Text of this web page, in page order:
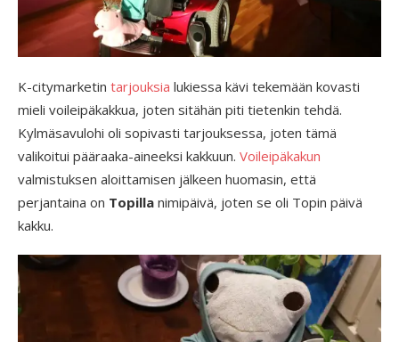
K-citymarketin tarjouksia lukiessa kävi tekemään kovasti
mieli voileipäkakkua, joten sitähän piti tietenkin tehdä.
Kylmäsavulohi oli sopivasti tarjouksessa, joten tämä
valikoitui pääraaka-aineeksi kakkuun. Voileipäkakun
valmistuksen aloittamisen jälkeen huomasin, että
perjantaina on Topilla nimipäivä, joten se oli Topin päivä
kakku.